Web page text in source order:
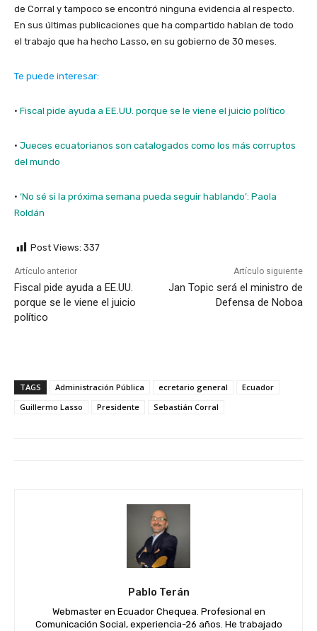
de Corral y tampoco se encontró ninguna evidencia al respecto.
En sus últimas publicaciones que ha compartido hablan de todo
el trabajo que ha hecho Lasso, en su gobierno de 30 meses.
Te puede interesar:
· Fiscal pide ayuda a EE.UU. porque se le viene el juicio político
· Jueces ecuatorianos son catalogados como los más corruptos
del mundo
· ‘No sé si la próxima semana pueda seguir hablando’: Paola
Roldán
Post Views: 337
Artículo anterior
Fiscal pide ayuda a EE.UU.
porque se le viene el juicio
político
Artículo siguiente
Jan Topic será el ministro de
Defensa de Noboa
TAGS Administración Pública ecretario general
Ecuador
Guillermo Lasso
Presidente Sebastián Corral
Pablo Terán
Webmaster en Ecuador Chequea. Profesional en
Comunicación Social, experiencia-26 años. He trabajado